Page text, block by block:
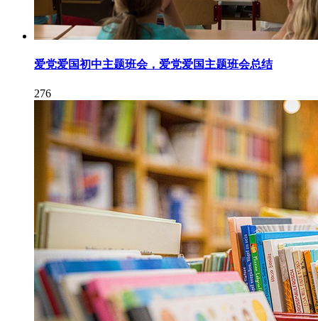
爱党爱国初中主题班会，爱党爱国主题班会总结
276